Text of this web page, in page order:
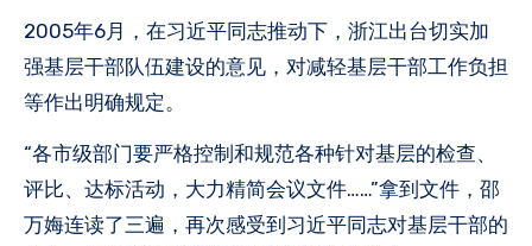
2005年6月，在习近平同志推动下，浙江出台切实加
强基层干部队伍建设的意见，对减轻基层干部工作负担
等作出明确规定。
“各市级部门要严格控制和规范各种针对基层的检查、
评比、达标活动，大力精简会议文件……”拿到文件，邵
万娒连读了三遍，再次感受到习近平同志对基层干部的